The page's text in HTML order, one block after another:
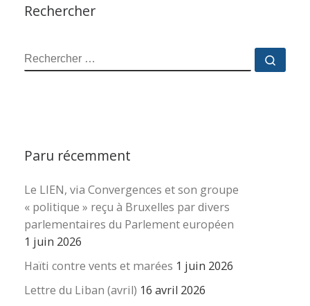
Rechercher
RECHERCHER
Paru récemment
Le LIEN, via Convergences et son groupe
« politique » reçu à Bruxelles par divers
parlementaires du Parlement européen
1 juin 2026
Haïti contre vents et marées 1 juin 2026
Lettre du Liban (avril) 16 avril 2026